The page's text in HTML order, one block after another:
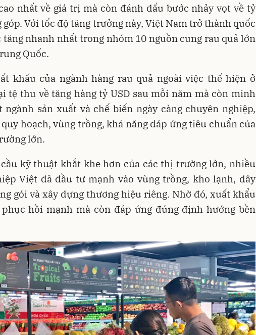
nhất về giá trị mà còn đánh dấu bước nhảy vọt về tỷ
Với tốc độ tăng trưởng này, Việt Nam trở thành quốc
tăng nhanh nhất trong nhóm 10 nguồn cung rau quả lớn
Quốc.
khẩu của ngành hàng rau quả ngoài việc thể hiện ở
tệ thu về tăng hàng tỷ USD sau mỗi năm mà còn minh
ngành sản xuất và chế biến ngày càng chuyên nghiệp,
hoạch, vùng trồng, khả năng đáp ứng tiêu chuẩn của
lớn.
kỹ thuật khắt khe hơn của các thị trường lớn, nhiều
Việt đã đầu tư mạnh vào vùng trồng, kho lạnh, dây
gói và xây dựng thương hiệu riêng. Nhờ đó, xuất khẩu
hồi mạnh mà còn đáp ứng đúng định hướng bền